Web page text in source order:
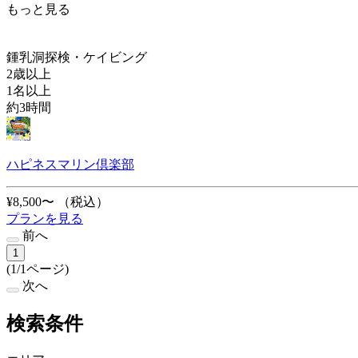
もっと見る
鍾乳洞探検・ケイビング
2歳以上
1名以上
約3時間
ハピネスマリン倶楽部
¥8,500〜
（税込）
プランを見る
前へ
1
(1/1ページ)
次へ
検索条件